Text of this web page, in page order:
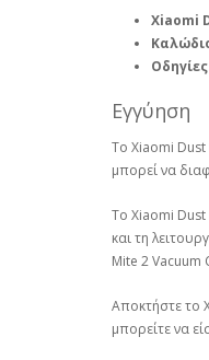
Xiaomi
Εγγύηση
Το Xiaomi Dust
μπορεί να
Το Xiaomi Dust
και τη
Mite 2 Vacuum
Αποκτήστε το
μπορείτε να